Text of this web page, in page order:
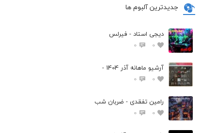
جدیدترین آلبوم ها
دیجی استاد - فیرلس
0
0
آرشیو ماهانه آذر 1404 -
0
0
رامین تفقدی - ضربان شب
0
0